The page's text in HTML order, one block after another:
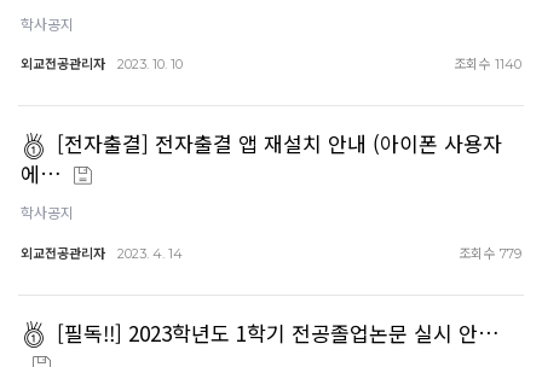
학사공지
외교전공관리자 2023. 10. 10 조회수 1140
[전자출결] 전자출결 앱 재설치 안내 (아이폰 사용자
에…
학사공지
외교전공관리자 2023. 4. 14 조회수 779
[필독!!] 2023학년도 1학기 전공졸업논문 실시 안…